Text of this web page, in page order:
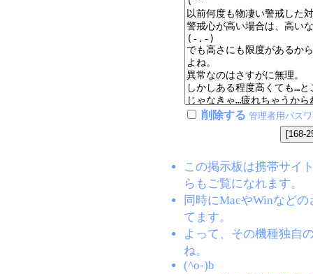
削除する 管理者用パス
この掲示板は携帯サイ
らもご覧になれます。
同時にMacやWinなど
てます。
よって、その機種独自
ね。
(^o-)b